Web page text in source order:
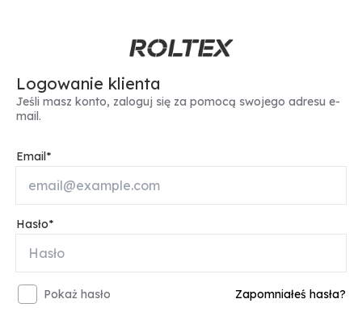
Logowanie klienta
Jeśli masz konto, zaloguj się za pomocą swojego adresu e-
mail.
Email
Hasło
Pokaż hasło Zapomniałeś hasła?